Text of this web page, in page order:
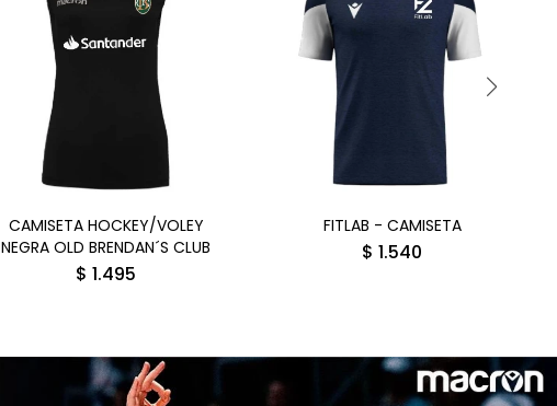
CAMISETA HOCKEY/VOLEY
NEGRA OLD BRENDAN´S CLUB
$ 1.495
FITLAB - CAMISETA
$ 1.540